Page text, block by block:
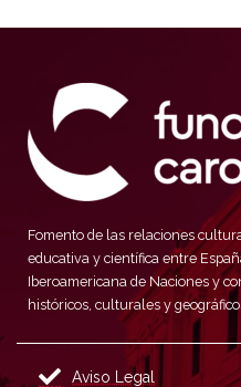
Fomento de las relaciones
educativa y científica entre
Iberoamericana de Naciones y
históricos, culturales y
Aviso Legal